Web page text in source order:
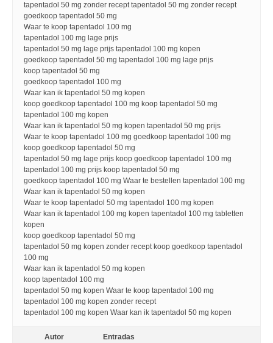
tapentadol 50 mg zonder recept tapentadol 50 mg zonder recept
goedkoop tapentadol 50 mg
Waar te koop tapentadol 100 mg
tapentadol 100 mg lage prijs
tapentadol 50 mg lage prijs tapentadol 100 mg kopen
goedkoop tapentadol 50 mg tapentadol 100 mg lage prijs
koop tapentadol 50 mg
goedkoop tapentadol 100 mg
Waar kan ik tapentadol 50 mg kopen
koop goedkoop tapentadol 100 mg koop tapentadol 50 mg
tapentadol 100 mg kopen
Waar kan ik tapentadol 50 mg kopen tapentadol 50 mg prijs
Waar te koop tapentadol 100 mg goedkoop tapentadol 100 mg
koop goedkoop tapentadol 50 mg
tapentadol 50 mg lage prijs koop goedkoop tapentadol 100 mg
tapentadol 100 mg prijs koop tapentadol 50 mg
goedkoop tapentadol 100 mg Waar te bestellen tapentadol 100 mg
Waar kan ik tapentadol 50 mg kopen
Waar te koop tapentadol 50 mg tapentadol 100 mg kopen
Waar kan ik tapentadol 100 mg kopen tapentadol 100 mg tabletten
kopen
koop goedkoop tapentadol 50 mg
tapentadol 50 mg kopen zonder recept koop goedkoop tapentadol
100 mg
Waar kan ik tapentadol 50 mg kopen
koop tapentadol 100 mg
tapentadol 50 mg kopen Waar te koop tapentadol 100 mg
tapentadol 100 mg kopen zonder recept
tapentadol 100 mg kopen Waar kan ik tapentadol 50 mg kopen
Autor Entradas